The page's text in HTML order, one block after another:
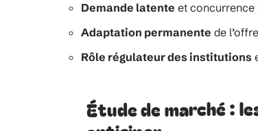
Demande latente et concurrence
Adaptation permanente de
Rôle régulateur des institutions
Étude de marché :